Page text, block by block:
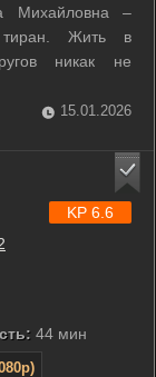
Михайловна –
тиран. Жить в
никак не
внимания и
Андрей
«мама» ...
15.01.2026
44 мин
KP 6.6